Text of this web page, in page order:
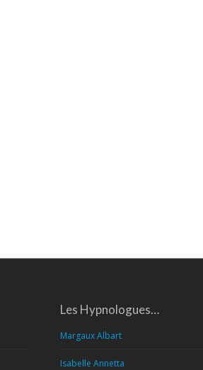
Les Hypnologues…
Margaux Albart
Isabelle Annetta